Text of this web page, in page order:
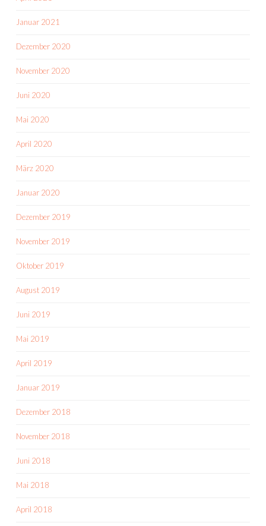
Januar 2021
Dezember 2020
November 2020
Juni 2020
Mai 2020
April 2020
März 2020
Januar 2020
Dezember 2019
November 2019
Oktober 2019
August 2019
Juni 2019
Mai 2019
April 2019
Januar 2019
Dezember 2018
November 2018
Juni 2018
Mai 2018
April 2018